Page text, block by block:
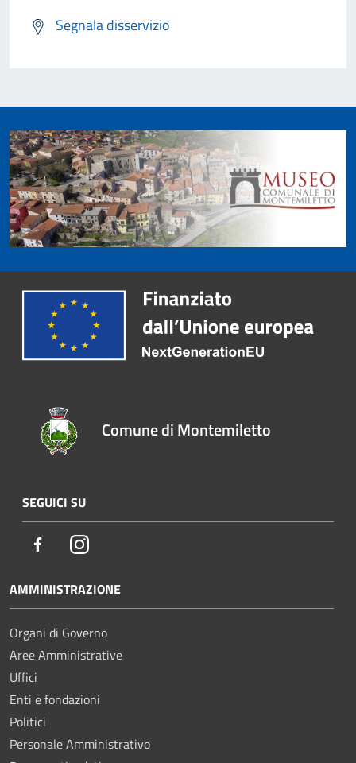
Segnala disservizio
Comune di Montemiletto
SEGUICI SU
FacebookInstagram
AMMINISTRAZIONE
Organi di Governo
Aree Amministrative
Uffici
Enti e fondazioni
Politici
Personale Amministrativo